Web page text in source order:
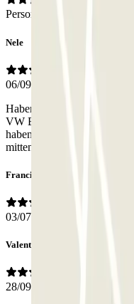
Personal
Nele
06/09/2023
Haben ein paar Tage in
VW Bus in einem Parkhaus
haben wir dann aber
mitten in einem Wohngebiet
Francisco Aritz
03/07/2023
Valentine
28/09/2022